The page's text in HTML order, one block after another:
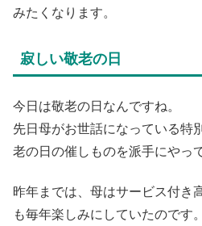
みたくなります。
寂しい敬老の日
今日は敬老の日なんですね。
先日母がお世話になっている特
老の日の催しものを派手にやっ
昨年までは、母はサービス付き
も毎年楽しみにしていたのです。